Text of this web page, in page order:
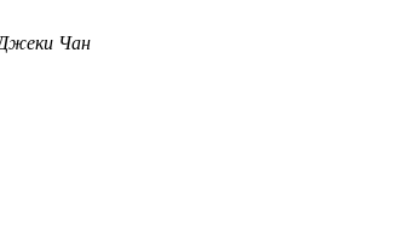
Джеки Чан